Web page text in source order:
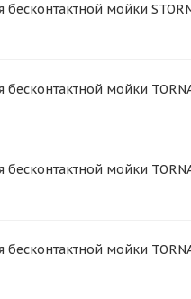
бесконтактной мойки
мойки
мойки
мойки